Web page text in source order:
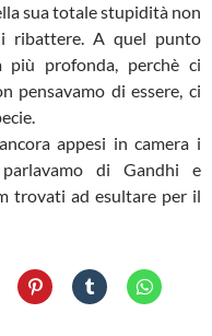
sua totale stupidità non
ribattere. A quel punto
profonda, perchè ci
pensavamo di essere, ci
appesi in camera i
di Gandhi e
trovati ad esultare per il